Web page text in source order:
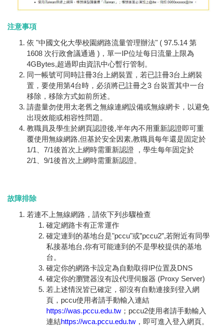
注意事項
依 "中國文化大學校園網路流量管理辦法" ( 97.5.14 第
1608 次行政會議通過 )，單一IP位址每日流量上限為
4GBytes,超過即由資訊中心暫行管制。
同一帳號可同時註冊3台上網裝置，若已註冊3台上網裝
置，要使用第4台時，必須將已註冊之3 台裝置其中一台
移除，移除方式如前所述。
請盡量勿使用太老舊之無線連網設備或無線網卡，以避免
出現效能或相容性問題。
教職員及學生於網頁認證後,半年內不用重新認證即可重
覆使用無線網路,但基於安全因素,教職員每年還是固定於
1/1、7/1後首次上網時需重新認證 ，學生每年固定於
2/1、9/1後首次上網時需重新認證。
故障排除
若連不上無線網路，請依下列步驟檢查
確定網路卡有正常運作
確定連到的基地台是"pccu"或”pccu2”,若附近有同學
私接基地台,你有可能連到的不是學校提供的基地
台。
確定你的網路卡設定為自動取得IP位置及DNS
確定你的瀏覽器沒有設代理伺服器 (Proxy Server)
若上述情況皆已確定，卻沒有自動連接到登入網
頁，pccu使用者請手動輸入連結
https://was.pccu.edu.tw ；pccu2使用者請手動輸入
連結https://wca.pccu.edu.tw ，即可進入登入網頁。